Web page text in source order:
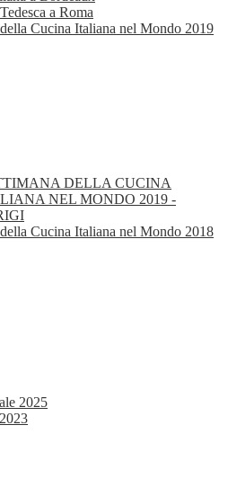
a Roma
Cucina Italiana nel Mondo 2019
DELLA CUCINA
NEL MONDO 2019 -
Cucina Italiana nel Mondo 2018
2025